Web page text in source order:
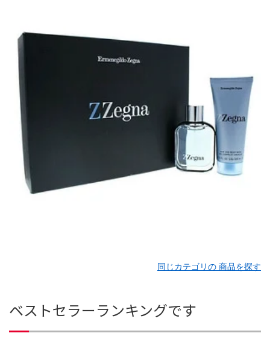
同じカテゴリの 商品を探す
ベストセラーランキングです